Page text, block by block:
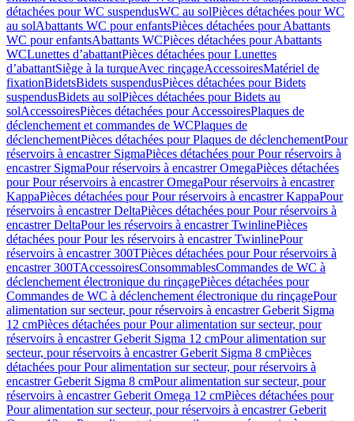
détachées pour WC suspendusWC au solPièces détachées pour WC
au solAbattants WC pour enfantsPièces détachées pour Abattants
WC pour enfantsAbattants WCPièces détachées pour Abattants
WCLunettes d’abattantPièces détachées pour Lunettes
d’abattantSiège à la turqueAvec rinçageAccessoiresMatériel de
fixationBidetsBidets suspendusPièces détachées pour Bidets
suspendusBidets au solPièces détachées pour Bidets au
solAccessoiresPièces détachées pour AccessoiresPlaques de
déclenchement et commandes de WCPlaques de
déclenchementPièces détachées pour Plaques de déclenchementPour
réservoirs à encastrer SigmaPièces détachées pour Pour réservoirs à
encastrer SigmaPour réservoirs à encastrer OmegaPièces détachées
pour Pour réservoirs à encastrer OmegaPour réservoirs à encastrer
KappaPièces détachées pour Pour réservoirs à encastrer KappaPour
réservoirs à encastrer DeltaPièces détachées pour Pour réservoirs à
encastrer DeltaPour les réservoirs à encastrer TwinlinePièces
détachées pour Pour les réservoirs à encastrer TwinlinePour
réservoirs à encastrer 300TPièces détachées pour Pour réservoirs à
encastrer 300TAccessoiresConsommablesCommandes de WC à
déclenchement électronique du rinçagePièces détachées pour
Commandes de WC à déclenchement électronique du rinçagePour
alimentation sur secteur, pour réservoirs à encastrer Geberit Sigma
12 cmPièces détachées pour Pour alimentation sur secteur, pour
réservoirs à encastrer Geberit Sigma 12 cmPour alimentation sur
secteur, pour réservoirs à encastrer Geberit Sigma 8 cmPièces
détachées pour Pour alimentation sur secteur, pour réservoirs à
encastrer Geberit Sigma 8 cmPour alimentation sur secteur, pour
réservoirs à encastrer Geberit Omega 12 cmPièces détachées pour
Pour alimentation sur secteur, pour réservoirs à encastrer Geberit